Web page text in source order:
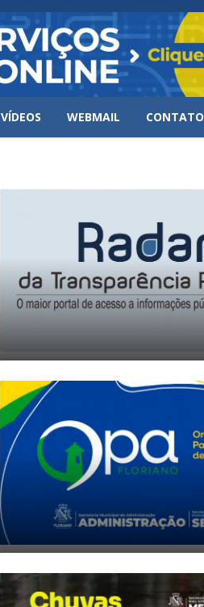
VÍDEOS WEBMAIL CONTATO